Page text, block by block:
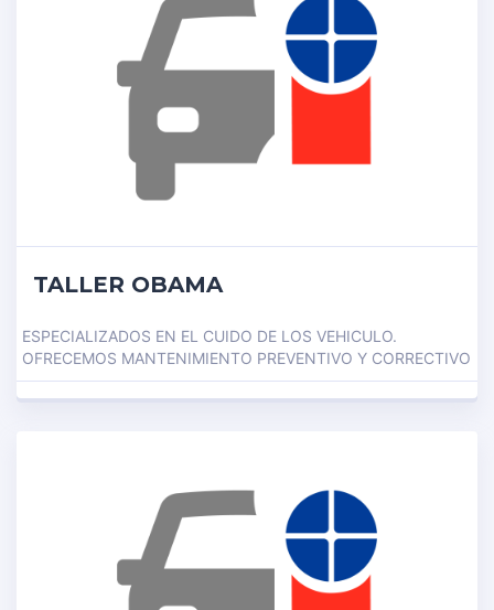
TALLER OBAMA
ESPECIALIZADOS EN EL CUIDO DE LOS VEHICULO.
OFRECEMOS MANTENIMIENTO PREVENTIVO Y CORRECTIVO